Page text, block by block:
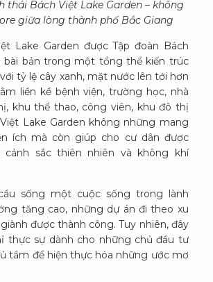
thái Bách Việt Lake Garden – không
giữa lòng thành phố Bắc Giang
Lake Garden được Tập đoàn Bách
bài bản trong một tổng thể kiến trúc
tỷ lệ cây xanh, mặt nước lên tới hơn
liền kề bệnh viện, trường học, nhà
khu thể thao, công viên, khu đô thị
Lake Garden không những mang
ích mà còn giúp cho cư dân được
cảnh sắc thiên nhiên và không khí
sống một cuộc sống trong lành
tăng cao, những dự án đi theo xu
được thành công. Tuy nhiên, đây
thực sự dành cho những chủ đầu tư
tầm để hiện thực hóa những ước mơ